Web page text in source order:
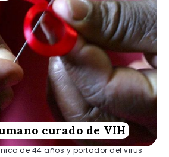
curado de VIH
de 44 años y portador del virus